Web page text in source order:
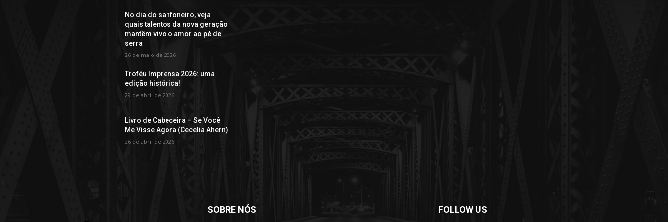
No dia do sanfoneiro, veja
quais talentos da nova geração
mantêm vivo o amor ao pé de
serra
26 de maio de 2026
Troféu Imprensa 2026: uma
edição histórica!
29 de abril de 2026
Livro de Cabeceira – Se Você
Me Visse Agora (Cecelia Ahern)
26 de abril de 2026
SOBRE NÓS FOLLOW US